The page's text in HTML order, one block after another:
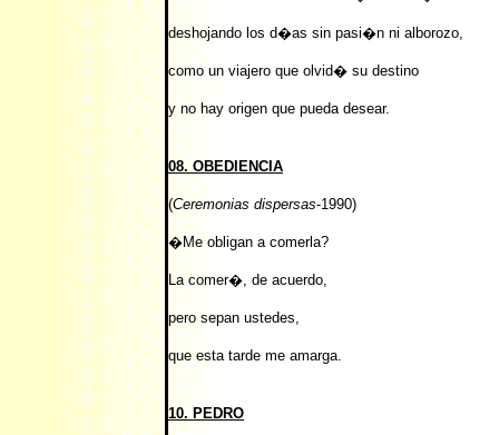
deshojando los d�as sin pasi�n ni alborozo,
como un viajero que olvid� su destino
y no hay origen que pueda desear.
08. OBEDIENCIA
(Ceremonias dispersas-1990)
�Me obligan a comerla?
La comer�, de acuerdo,
pero sepan ustedes,
que esta tarde me amarga.
10. PEDRO